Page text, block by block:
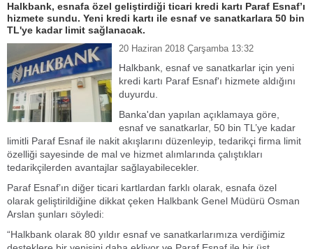
Halkbank, esnafa özel geliştirdiği ticari kredi kartı Paraf Esnaf’ı
hizmete sundu. Yeni kredi kartı ile esnaf ve sanatkarlara 50 bin
TL'ye kadar limit sağlanacak.
20 Haziran 2018 Çarşamba 13:32
Halkbank, esnaf ve sanatkarlar için yeni
kredi kartı Paraf Esnaf'ı hizmete aldığını
duyurdu.
Banka'dan yapılan açıklamaya göre,
esnaf ve sanatkarlar, 50 bin TL’ye kadar
limitli Paraf Esnaf ile nakit akışlarını düzenleyip, tedarikçi firma limit
özelliği sayesinde de mal ve hizmet alımlarında çalıştıkları
tedarikçilerden avantajlar sağlayabilecekler.
Paraf Esnaf’ın diğer ticari kartlardan farklı olarak, esnafa özel
olarak geliştirildiğine dikkat çeken Halkbank Genel Müdürü Osman
Arslan şunları söyledi:
“Halkbank olarak 80 yıldır esnaf ve sanatkarlarımıza verdiğimiz